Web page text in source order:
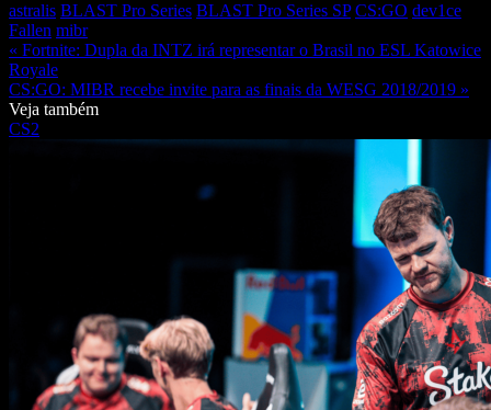
astralis BLAST Pro Series BLAST Pro Series SP CS:GO dev1ce
Fallen mibr
« Fortnite: Dupla da INTZ irá representar o Brasil no ESL Katowice
Royale
CS:GO: MIBR recebe invite para as finais da WESG 2018/2019 »
Veja também
CS2